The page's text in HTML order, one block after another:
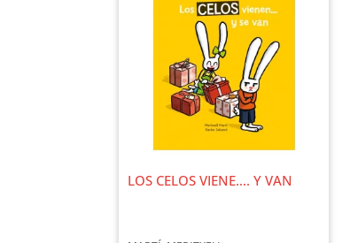
LOS CELOS VIENE…. Y VAN